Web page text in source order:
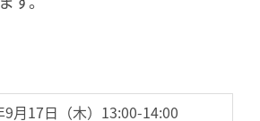
9月17日（木）13:00-14:00